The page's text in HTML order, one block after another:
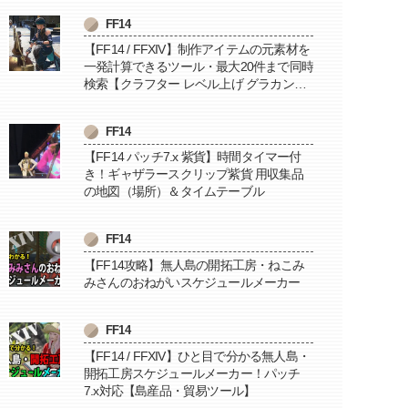
FF14
【FF14 / FFXIV】制作アイテムの元素材を
一発計算できるツール・最大20件まで同時
検索【クラフター レベル上げ グラカン納
FF14
【FF14 パッチ7.x 紫貨】時間タイマー付
き！ギャザラースクリップ紫貨 用収集品
の地図（場所）＆タイムテーブル
FF14
【FF14攻略】無人島の開拓工房・ねこみ
みさんのおねがいスケジュールメーカー
FF14
【FF14 / FFXIV】ひと目で分かる無人島・
開拓工房スケジュールメーカー！パッチ
7.x対応【島産品・貿易ツール】